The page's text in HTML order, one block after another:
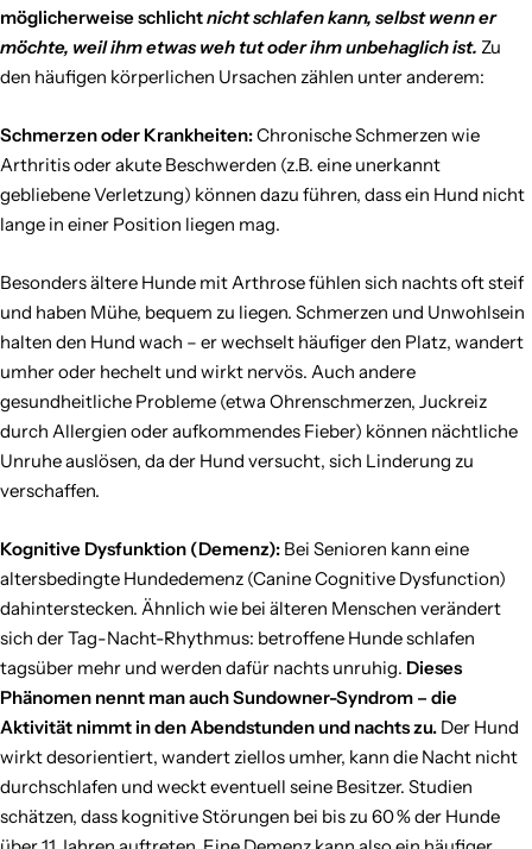
möglicherweise schlichtnicht schlafen kann, selbst wenn er
möchte, weil ihm etwas weh tut oder ihm unbehaglich ist. Zu
den häufigen körperlichen Ursachen zählen unter anderem:
Schmerzen oder Krankheiten:Chronische Schmerzen wie
Arthritis oder akute Beschwerden (z.B. eine unerkannt
gebliebene Verletzung) können dazu führen, dass ein Hund nicht
lange in einer Position liegen mag.
Besonders ältere Hunde mit Arthrose fühlen sich nachts oft steif
und haben Mühe, bequem zu liegen. Schmerzen und Unwohlsein
halten den Hund wach – er wechselt häufiger den Platz, wandert
umher oder hechelt und wirkt nervös. Auch andere
gesundheitliche Probleme (etwa Ohrenschmerzen, Juckreiz
durch Allergien oder aufkommendes Fieber) können nächtliche
Unruhe auslösen, da der Hund versucht, sich Linderung zu
verschaffen.
Kognitive Dysfunktion (Demenz): Bei Senioren kann eine
altersbedingte Hundedemenz (Canine Cognitive Dysfunction)
dahinterstecken. Ähnlich wie bei älteren Menschen verändert
sich der Tag-Nacht-Rhythmus: betroffene Hunde schlafen
tagsüber mehr und werden dafür nachts unruhig. Dieses
Phänomen nennt man auch Sundowner-Syndrom – die
Aktivität nimmt in den Abendstunden und nachts zu. Der Hund
wirkt desorientiert, wandert ziellos umher, kann die Nacht nicht
durchschlafen und weckt eventuell seine Besitzer. Studien
schätzen, dass kognitive Störungen bei bis zu 60 % der Hunde